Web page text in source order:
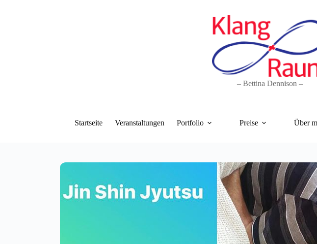
– Bettina Dennison –
Startseite Veranstaltungen Portfolio Preise Über